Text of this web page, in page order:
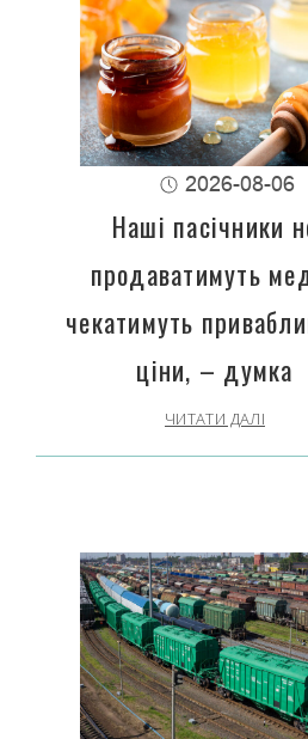
2026-08-06
Наші пасічники
продаватимуть
чекатимуть
ціни, – думка
ЧИТАТИ ДАЛІ